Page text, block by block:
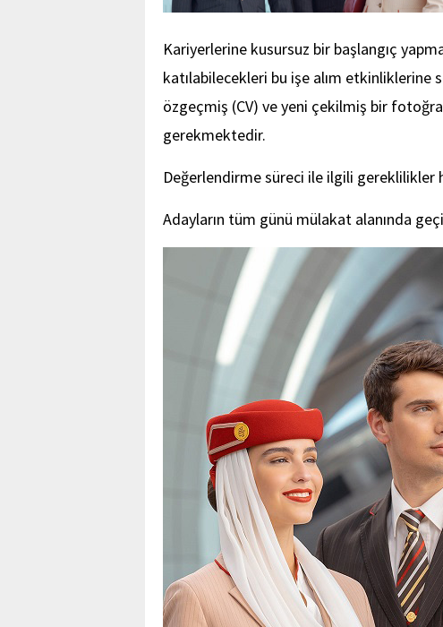
Kariyerlerine kusursuz bir başlangıç
katılabilecekleri bu işe alım etkinliklerine
özgeçmiş (CV) ve yeni çekilmiş bir
gerekmektedir.
Değerlendirme süreci ile ilgili gereklilikler
Adayların tüm günü mülakat alanında